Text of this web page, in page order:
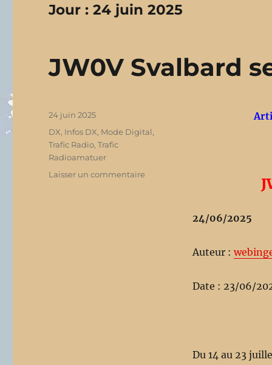
Jour :24 juin 2025
JW0V Svalbard
24/06/2025
Auteur :
Date : 23/06/
Du 14 au 23
Publié
le
24 juin 2025
Catégories
DX, Infos DX, Mode Digital,
Trafic Radio,Trafic
Radioamatuer
Laisser un commentaire